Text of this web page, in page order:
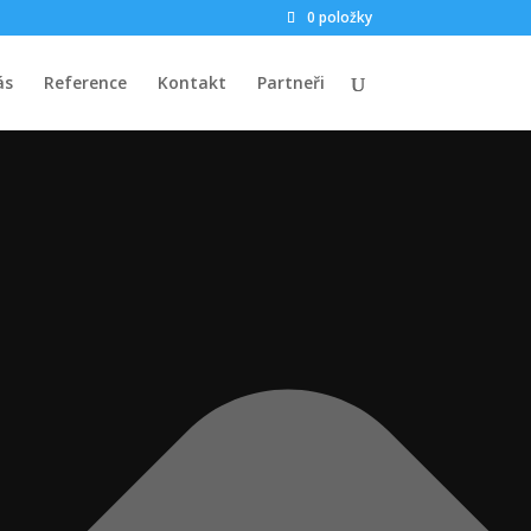
0 položky
Reference Kontakt Partneři